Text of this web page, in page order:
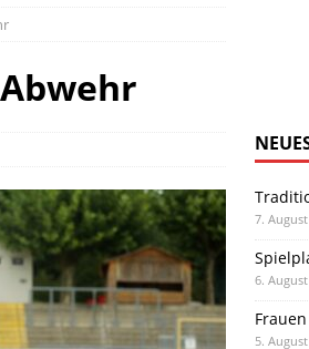
7.
6.
5.